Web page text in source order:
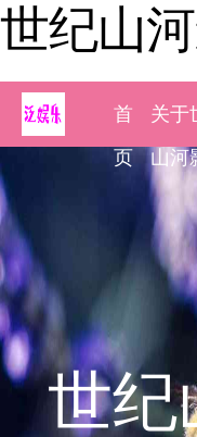
世纪山
首
页
关于
山河
世纪